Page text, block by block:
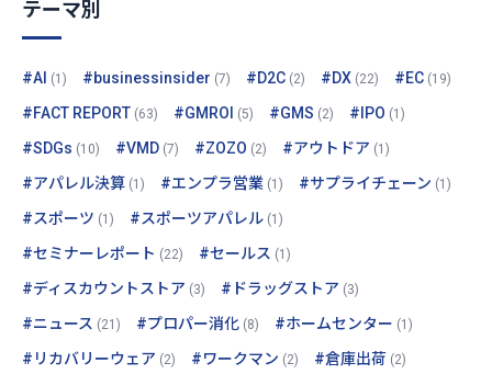
テーマ別
#AI (1) #businessinsider (7) #D2C (2) #DX (22) #EC (19)
#FACT REPORT (63) #GMROI (5) #GMS (2) #IPO (1)
#SDGs (10) #VMD (7) #ZOZO (2) #アウトドア (1)
#アパレル決算 (1) #エンプラ営業 (1) #サプライチェーン (1)
#スポーツ (1) #スポーツアパレル (1)
#セミナーレポート (22) #セールス (1)
#ディスカウントストア (3) #ドラッグストア (3)
#ニュース (21) #プロパー消化 (8) #ホームセンター (1)
#リカバリーウェア (2) #ワークマン (2) #倉庫出荷 (2)